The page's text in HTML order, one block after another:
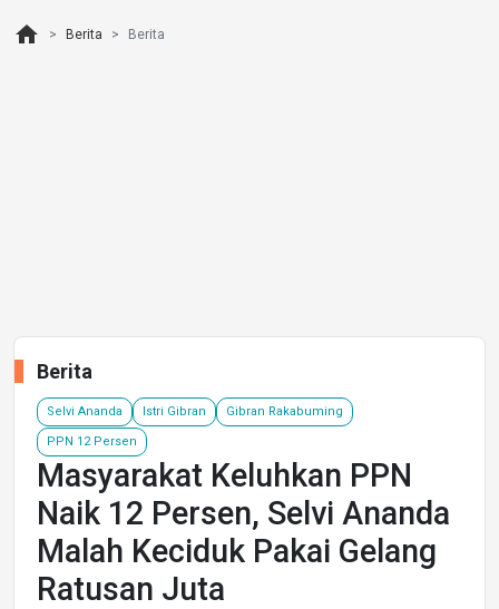
home Berita Berita
Berita
Selvi Ananda Istri Gibran Gibran Rakabuming
PPN 12 Persen
Masyarakat Keluhkan PPN
Naik 12 Persen, Selvi Ananda
Malah Keciduk Pakai Gelang
Ratusan Juta